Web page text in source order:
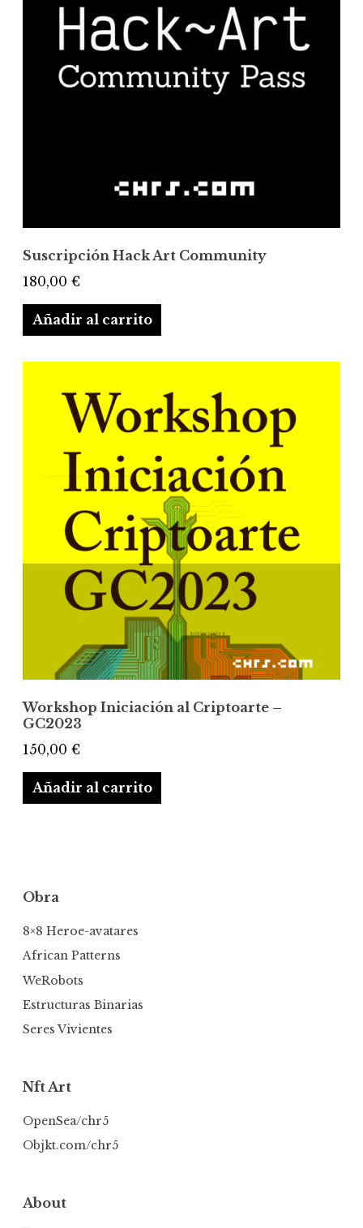
Suscripción Hack Art Community
180,00 €
Añadir al carrito
Workshop Iniciación al Criptoarte –
GC2023
150,00 €
Añadir al carrito
Obra
8×8 Heroe-avatares
African Patterns
WeRobots
Estructuras Binarias
Seres Vivientes
Nft Art
OpenSea/chr5
Objkt.com/chr5
About